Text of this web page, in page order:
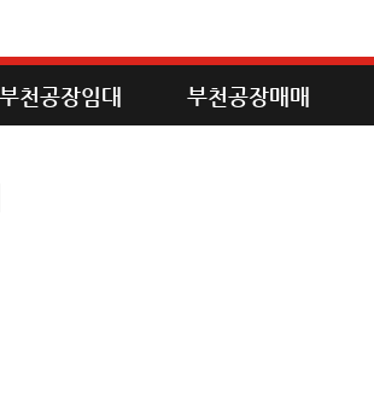
부천공장임대 부천공장매매